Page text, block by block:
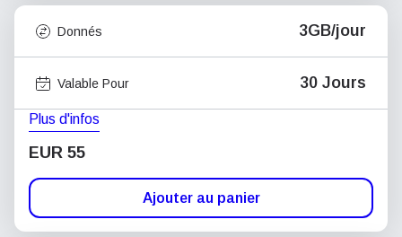
Donnés 3GB/jour
Valable Pour 30 Jours
Plus d'infos
EUR 55
Ajouter au panier